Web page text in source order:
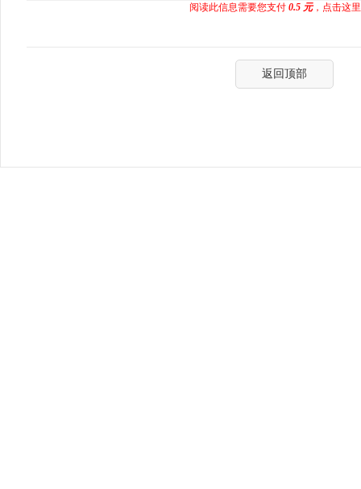
阅读此信息需要您支付 0.5 元，点击这
返回顶部